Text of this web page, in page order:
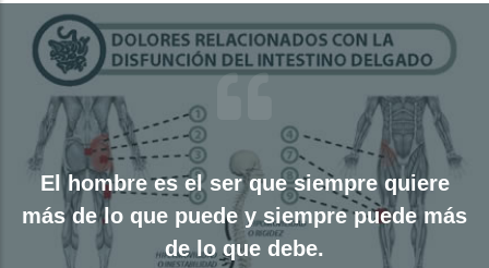
El hombre es el ser que siempre quiere
más de lo que puede y siempre puede más
de lo que debe.